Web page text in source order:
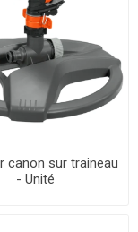
canon sur traineau
- Unité